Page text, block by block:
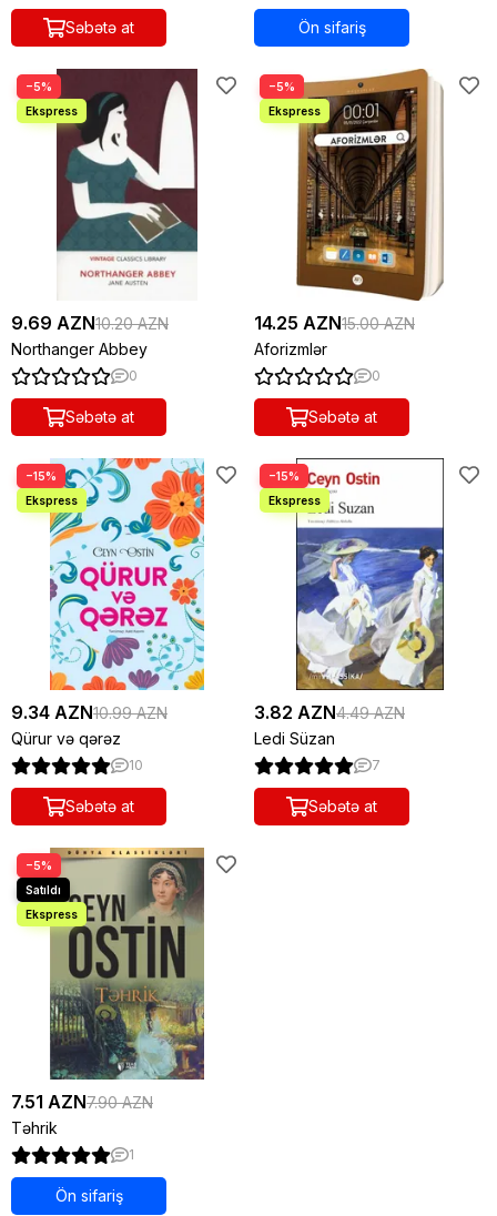
Səbətə at Ön sifariş
−5%
9.69 AZN10.20 AZN
Northanger Abbey
0
Səbətə at
−5%
14.25 AZN15.00 AZN
Aforizmlər
0
Səbətə at
−15%
9.34 AZN10.99 AZN
Qürur və qərəz
10
Səbətə at
−15%
3.82 AZN4.49 AZN
Ledi Süzan
7
Səbətə at
−5%
7.51 AZN7.90 AZN
Təhrik
1
Ön sifariş